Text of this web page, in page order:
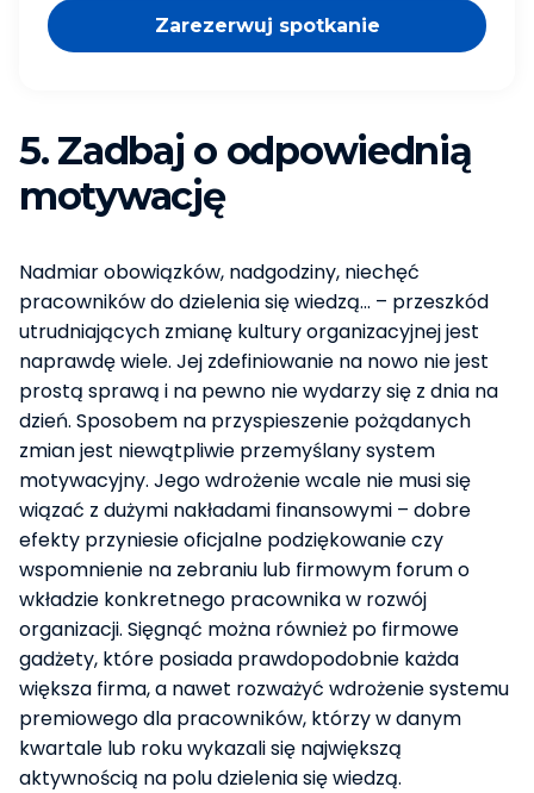
Zarezerwuj spotkanie
5. Zadbaj o odpowiednią
motywację
Nadmiar obowiązków, nadgodziny, niechęć
pracowników do dzielenia się wiedzą… – przeszkód
utrudniających zmianę kultury organizacyjnej jest
naprawdę wiele. Jej zdefiniowanie na nowo nie jest
prostą sprawą i na pewno nie wydarzy się z dnia na
dzień. Sposobem na przyspieszenie pożądanych
zmian jest niewątpliwie przemyślany system
motywacyjny. Jego wdrożenie wcale nie musi się
wiązać z dużymi nakładami finansowymi – dobre
efekty przyniesie oficjalne podziękowanie czy
wspomnienie na zebraniu lub firmowym forum o
wkładzie konkretnego pracownika w rozwój
organizacji. Sięgnąć można również po firmowe
gadżety, które posiada prawdopodobnie każda
większa firma, a nawet rozważyć wdrożenie systemu
premiowego dla pracowników, którzy w danym
kwartale lub roku wykazali się największą
aktywnością na polu dzielenia się wiedzą.